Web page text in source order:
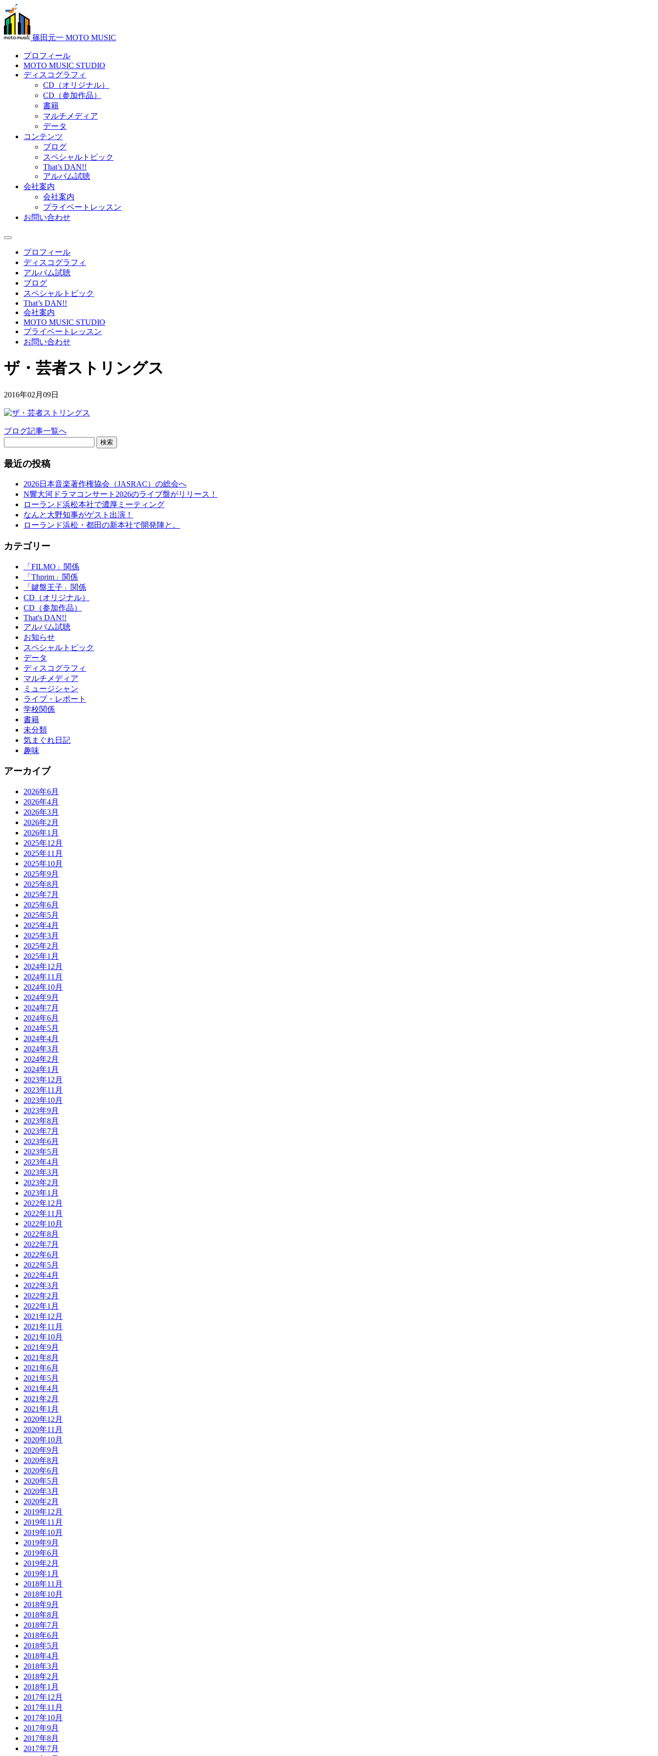
篠田元一 MOTO MUSIC
プロフィール
MOTO MUSIC STUDIO
ディスコグラフィ
CD（オリジナル）
CD（参加作品）
書籍
マルチメディア
データ
コンテンツ
ブログ
スペシャルトピック
That’s DAN!!
アルバム試聴
会社案内
会社案内
プライベートレッスン
お問い合わせ
プロフィール
ディスコグラフィ
アルバム試聴
ブログ
スペシャルトピック
That’s DAN!!
会社案内
MOTO MUSIC STUDIO
プライベートレッスン
お問い合わせ
ザ・芸者ストリングス
2016年02月09日
ブログ記事一覧へ
検索
最近の投稿
2026日本音楽著作権協会（JASRAC）の総会へ
N響大河ドラマコンサート2026のライブ盤がリリース！
ローランド浜松本社で濃厚ミーティング
なんと大野知事がゲスト出演！
ローランド浜松・都田の新本社で開発陣と。
カテゴリー
「FILMO」関係
「Thprim」関係
「鍵盤王子」関係
CD（オリジナル）
CD（参加作品）
That's DAN!!
アルバム試聴
お知らせ
スペシャルトピック
データ
ディスコグラフィ
マルチメディア
ミュージシャン
ライブ・レポート
学校関係
書籍
未分類
気まぐれ日記
趣味
アーカイブ
2026年6月
2026年4月
2026年3月
2026年2月
2026年1月
2025年12月
2025年11月
2025年10月
2025年9月
2025年8月
2025年7月
2025年6月
2025年5月
2025年4月
2025年3月
2025年2月
2025年1月
2024年12月
2024年11月
2024年10月
2024年9月
2024年7月
2024年6月
2024年5月
2024年4月
2024年3月
2024年2月
2024年1月
2023年12月
2023年11月
2023年10月
2023年9月
2023年8月
2023年7月
2023年6月
2023年5月
2023年4月
2023年3月
2023年2月
2023年1月
2022年12月
2022年11月
2022年10月
2022年8月
2022年7月
2022年6月
2022年5月
2022年4月
2022年3月
2022年2月
2022年1月
2021年12月
2021年11月
2021年10月
2021年9月
2021年8月
2021年6月
2021年5月
2021年4月
2021年2月
2021年1月
2020年12月
2020年11月
2020年10月
2020年9月
2020年8月
2020年6月
2020年5月
2020年3月
2020年2月
2019年12月
2019年11月
2019年10月
2019年9月
2019年6月
2019年2月
2019年1月
2018年11月
2018年10月
2018年9月
2018年8月
2018年7月
2018年6月
2018年5月
2018年4月
2018年3月
2018年2月
2018年1月
2017年12月
2017年11月
2017年10月
2017年9月
2017年8月
2017年7月